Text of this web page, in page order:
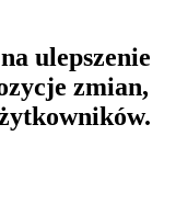
ulepszenie
zmian,